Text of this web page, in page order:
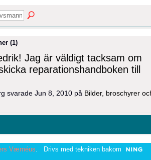
(1)
Jag är väldigt tacksam om
reparationshandboken till
svarade Jun 8, 2010 på Bilder, broschyrer
Værnéus . Drivs med tekniken bakom